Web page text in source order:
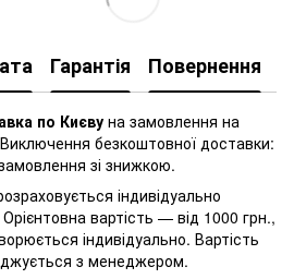
Гарантія Повернення
по Києву на замовлення на
безкоштовної доставки:
зі знижкою.
індивідуально
вартість — від 1000 грн.,
індивідуально. Вартість
з менеджером.